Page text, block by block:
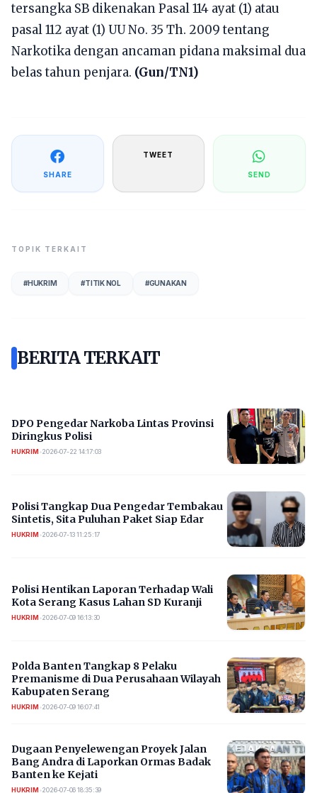
tersangka SB dikenakan Pasal 114 ayat (1) atau
pasal 112 ayat (1) UU No. 35 Th. 2009 tentang
Narkotika dengan ancaman pidana maksimal dua
belas tahun penjara. (Gun/TN1)
SHARE
TWEET
SEND
TOPIK TERKAIT
#HUKRIM #TITIK NOL #GUNAKAN
BERITA TERKAIT
DPO Pengedar Narkoba Lintas Provinsi
Diringkus Polisi
HUKRIM•2026-07-22 14:17:03
Polisi Tangkap Dua Pengedar Tembakau
Sintetis, Sita Puluhan Paket Siap Edar
HUKRIM•2026-07-13 11:25:17
Polisi Hentikan Laporan Terhadap Wali
Kota Serang Kasus Lahan SD Kuranji
HUKRIM•2026-07-09 16:13:30
Polda Banten Tangkap 8 Pelaku
Premanisme di Dua Perusahaan Wilayah
Kabupaten Serang
HUKRIM•2026-07-09 16:07:41
Dugaan Penyelewengan Proyek Jalan
Bang Andra di Laporkan Ormas Badak
Banten ke Kejati
HUKRIM•2026-07-06 18:35:39